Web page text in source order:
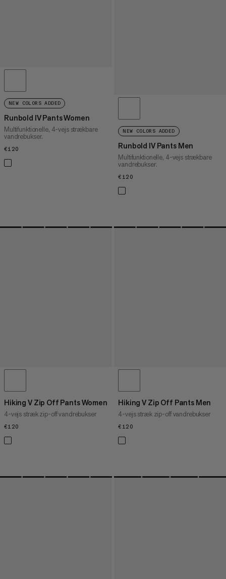
NEW COLORS ADDED
Runbold IV Pants Women
Multifunktionelle, 4-vejs strækbare
vandrebukser.
€120
NEW COLORS ADDED
Runbold IV Pants Men
Multifunktionelle, 4-vejs strækbare
vandrebukser.
€120
Hiking V Zip Off Pants Women
4-vejs stræk zip-off vandrebukser
€120
Hiking V Zip Off Pants Men
4-vejs stræk zip-off vandrebukser
€120